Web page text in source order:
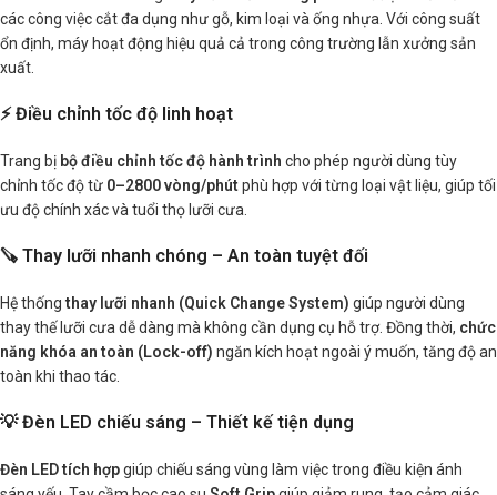
các công việc cắt đa dụng như gỗ, kim loại và ống nhựa. Với công suất
ổn định, máy hoạt động hiệu quả cả trong công trường lẫn xưởng sản
xuất.
⚡ Điều chỉnh tốc độ linh hoạt
Trang bị bộ điều chỉnh tốc độ hành trình cho phép người dùng tùy
chỉnh tốc độ từ 0–2800 vòng/phút phù hợp với từng loại vật liệu, giúp tối
ưu độ chính xác và tuổi thọ lưỡi cưa.
🪚 Thay lưỡi nhanh chóng – An toàn tuyệt đối
Hệ thốngthay lưỡi nhanh (Quick Change System) giúp người dùng
thay thế lưỡi cưa dễ dàng mà không cần dụng cụ hỗ trợ. Đồng thời, chức
năng khóa an toàn (Lock-off) ngăn kích hoạt ngoài ý muốn, tăng độ an
toàn khi thao tác.
💡 Đèn LED chiếu sáng – Thiết kế tiện dụng
Đèn LED tích hợpgiúp chiếu sáng vùng làm việc trong điều kiện ánh